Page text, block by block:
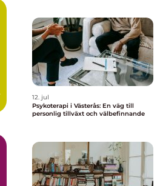
12. jul
Psykoterapi i Västerås: En väg till
personlig tillväxt och välbefinnande